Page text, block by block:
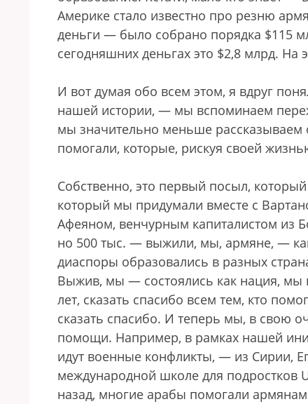
Америке стало известно про резню
деньги — было собрано порядка $115
сегодняшних деньгах это $2,8 млрд.
И вот думая обо всем этом, я вдруг
нашей истории, — мы вспоминаем
мы значительно меньше рассказываем
помогали, которые, рискуя своей
Собственно, это первый посыл,
который мы придумали вместе с
Афеяном, венчурным капиталистом из
но 500 тыс. — выжили, мы, армяне, —
диаспоры образовались в разных
Выжив, мы — состоялись как нация, мы
лет, сказать спасибо всем тем, кто
сказать спасибо. И теперь мы, в свою
помощи. Например, в рамках нашей
идут военные конфликты, — из Сирии,
международной школе для подростков
назад, многие арабы помогали